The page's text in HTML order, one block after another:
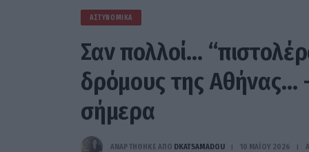
ΑΣΤΥΝΟΜΙΚΆ
Σαν πολλοί…
δρόμους της Αθήνας…
σήμερα
ΑΝΑΡΤΗΘΗΚΕ ΑΠΟ DKATSAMADOU 10 ΜΑΪ́ΟΥ 2026